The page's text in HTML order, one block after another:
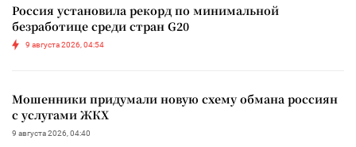
Россия установила рекорд по минимальной
безработице среди стран G20
9 августа 2026, 04:54
Мошенники придумали новую схему обмана россиян
с услугами ЖКХ
9 августа 2026, 04:40